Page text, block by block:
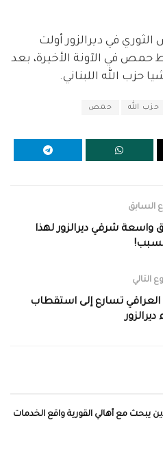
في ديرالزور أولت
حمص في الآونة الأخيرة، بعد
حزب الله اللبناني.
حزب الله حمص
السابق
واسعة شرقي ديرالزور لهذا
التالي
تسارع إلى استقطاب
ديرالزور
يبحث مع أهالي القورية واقع الخدمات